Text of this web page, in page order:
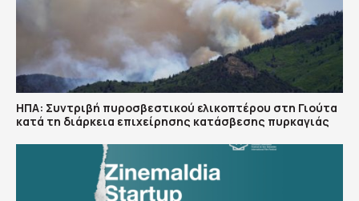
ΗΠΑ: Συντριβή πυροσβεστικού ελικοπτέρου στη Γιούτα
κατά τη διάρκεια επιχείρησης κατάσβεσης πυρκαγιάς